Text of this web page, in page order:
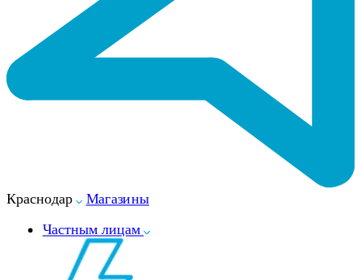
Краснодар
Магазины
Частным лицам